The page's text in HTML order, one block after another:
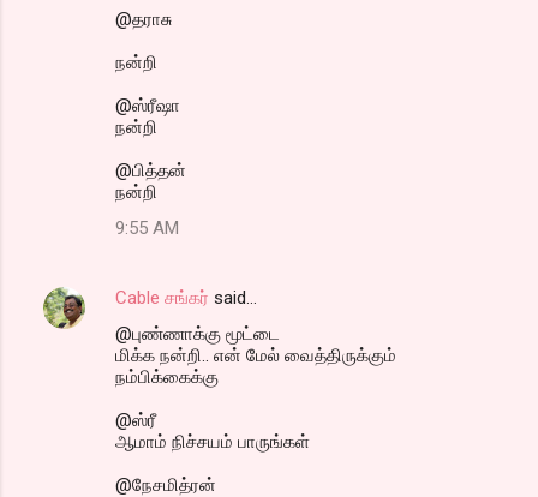
@தராசு
நன்றி
@ஸ்ரீஷா
நன்றி
@பித்தன்
நன்றி
9:55 AM
Cable சங்கர் said…
@புண்ணாக்கு மூட்டை
மிக்க நன்றி.. என் மேல் வைத்திருக்கும்
நம்பிக்கைக்கு
@ஸ்ரீ
ஆமாம் நிச்சயம் பாருங்கள்
@நேசமித்ரன்